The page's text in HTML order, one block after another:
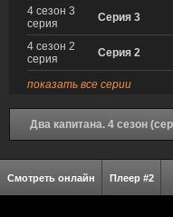
4 сезон 3
серия
Серия 3
4 сезон 2
серия
Серия 2
показать все серии
Два капитана. 4 сезон
Смотреть онлайн Плеер #2